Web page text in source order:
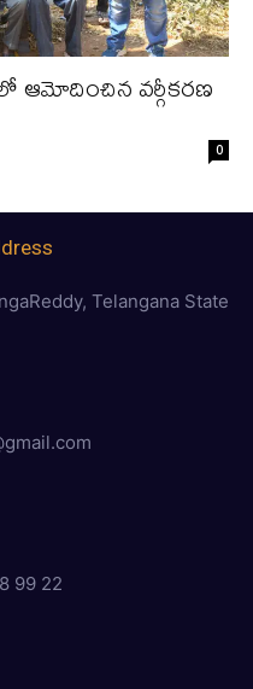
ఆమోదించిన వర్గీకరణ
0
Telangana State
99 22